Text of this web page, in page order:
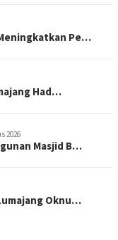
Pe…
Had…
2026
Masjid B…
Oknu…